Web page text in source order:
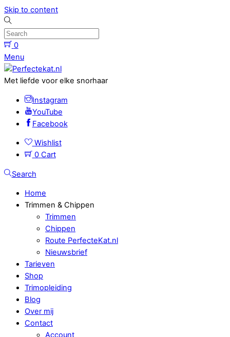
Skip to content
0
Menu
Met liefde voor elke snorhaar
Instagram
YouTube
Facebook
Wishlist
0 Cart
Search
Home
Trimmen & Chippen
Trimmen
Chippen
Route PerfecteKat.nl
Nieuwsbrief
Tarieven
Shop
Trimopleiding
Blog
Over mij
Contact
Account